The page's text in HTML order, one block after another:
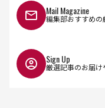
Mail Magazine
編集部おすすめ
Sign Up
厳選記事のお届